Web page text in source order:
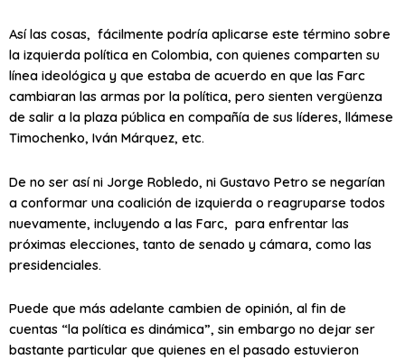
Así las cosas, fácilmente podría aplicarse este término sobre
la izquierda política en Colombia, con quienes comparten su
línea ideológica y que estaba de acuerdo en que las Farc
cambiaran las armas por la política, pero sienten vergüenza
de salir a la plaza pública en compañía de sus líderes, llámese
Timochenko, Iván Márquez, etc.
De no ser así ni Jorge Robledo, ni Gustavo Petro se negarían
a conformar una coalición de izquierda o reagruparse todos
nuevamente, incluyendo a las Farc, para enfrentar las
próximas elecciones, tanto de senado y cámara, como las
presidenciales.
Puede que más adelante cambien de opinión, al fin de
cuentas “la política es dinámica”, sin embargo no dejar ser
bastante particular que quienes en el pasado estuvieron